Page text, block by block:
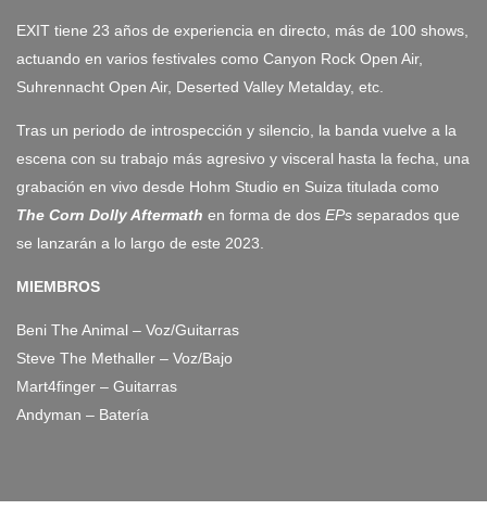
EXIT tiene 23 años de experiencia en directo, más de 100 shows,
actuando en varios festivales como Canyon Rock Open Air,
Suhrennacht Open Air, Deserted Valley Metalday, etc.
Tras un periodo de introspección y silencio, la banda vuelve a la
escena con su trabajo más agresivo y visceral hasta la fecha, una
grabación en vivo desde Hohm Studio en Suiza titulada como
The Corn Dolly Aftermath en forma de dos EPs separados que
se lanzarán a lo largo de este 2023.
MIEMBROS
Beni The Animal – Voz/Guitarras
Steve The Methaller – Voz/Bajo
Mart4finger – Guitarras
Andyman – Batería